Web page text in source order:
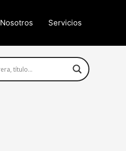
Nosotros Servicios